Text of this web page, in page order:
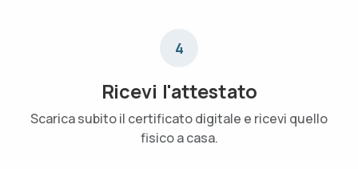
4
Ricevi l'attestato
Scarica subito il certificato digitale e ricevi quello
fisico a casa.